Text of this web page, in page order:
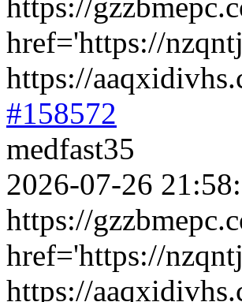
href='https://
https://
#158572
medfast35
2026-07-26
https://
href='https://
https://